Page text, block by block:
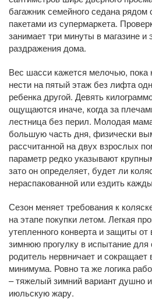
багажник семейного седана
пакетами из супермаркета.
занимает три минуты в магазине и
раздражения дома.
Вес шасси кажется мелочью, пока
нести на пятый этаж без лифта
ребенка другой. Девять
ощущаются иначе, когда за
лестница без перил. Молодая
большую часть дня, физически
рассчитанной на двух взрослых
параметр редко указывают
зато он определяет, будет ли
нераспакованной или ездить
Сезон меняет требования к
на этапе покупки летом. Легкая
утепленного конверта и защиты
зимнюю прогулку в испытание для
родитель нервничает и
минимума. Ровно та же логика
– тяжелый зимний вариант душно
июльскую жару.